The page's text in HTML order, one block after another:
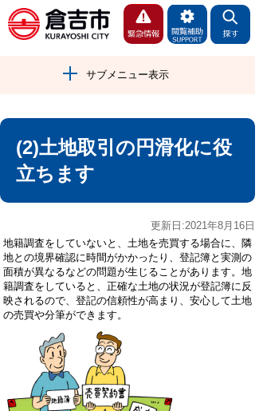
サブメニュー表示
(2)土地取引の円滑化に役
立ちます
更新日:2021年8月16日
地籍調査をしていないと、土地を売買する場合に、隣
地との境界確認に時間がかかったり、登記簿と実測の
面積が異なるなどの問題が生じることがあります。地
籍調査をしていると、正確な土地の状況が登記簿に反
映されるので、登記の信頼性が高まり、安心して土地
の売買や分筆ができます。